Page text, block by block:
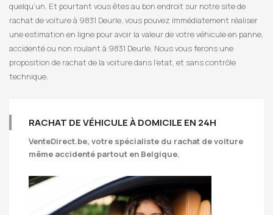
quelqu’un. Et pourtant vous êtes au bon endroit sur notre site de
rachat de voiture à 9831 Deurle, vous pouvez immédiatement réaliser
une estimation en ligne pour avoir la valeur de votre véhicule en panne,
accidenté ou non roulant à 9831 Deurle. Nous vous ferons une
proposition de rachat de la voiture dans l’etat, et sans contrôle
technique.
RACHAT DE VÉHICULE À DOMICILE EN 24H
VenteDirect.be, votre spécialiste du rachat de voiture
même accidenté partout en Belgique.